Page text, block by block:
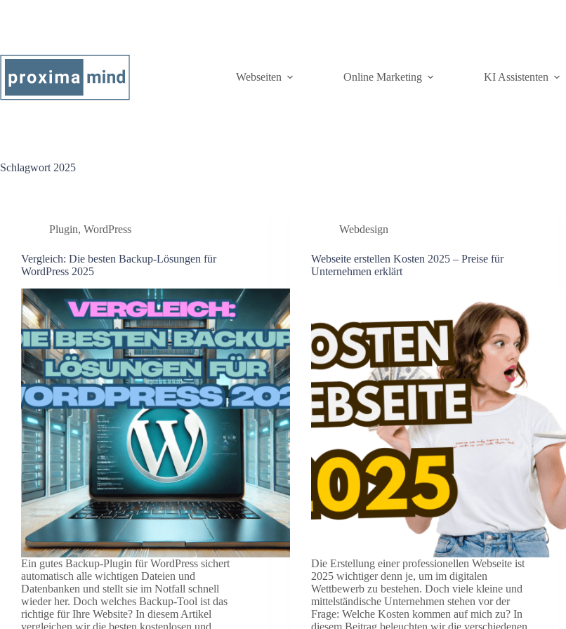
Webseiten Online Marketing KI Assistenten
Schlagwort 2025
Plugin, WordPress
Vergleich: Die besten Backup-Lösungen für
WordPress 2025
Ein gutes Backup-Plugin für WordPress sichert
automatisch alle wichtigen Dateien und
Datenbanken und stellt sie im Notfall schnell
wieder her. Doch welches Backup-Tool ist das
richtige für Ihre Website? In diesem Artikel
vergleichen wir die besten kostenlosen und
Webdesign
Webseite erstellen Kosten 2025 – Preise für
Unternehmen erklärt
Die Erstellung einer professionellen Webseite ist
2025 wichtiger denn je, um im digitalen
Wettbewerb zu bestehen. Doch viele kleine und
mittelständische Unternehmen stehen vor der
Frage: Welche Kosten kommen auf mich zu? In
diesem Beitrag beleuchten wir die verschiedenen